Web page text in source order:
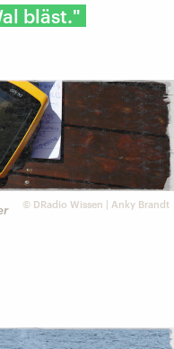
bläst."
© DRadio Wissen | Anky Brandt